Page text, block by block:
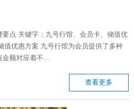
点 关键字：九号行馆、会员卡、储值优
值优惠方案 九号行馆为会员提供了多种
金额对应着不...
查看更多